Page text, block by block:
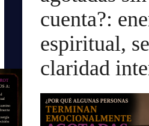
cuenta?:
espiritual,
claridad